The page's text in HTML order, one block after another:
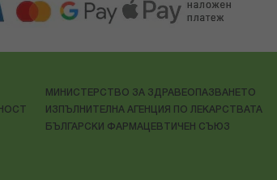
МИНИСТЕРСТВО ЗА ЗДРАВЕОПАЗВАНЕТО
ИЗПЪЛНИТЕЛНА АГЕНЦИЯ ПО ЛЕКАРСТВАТА
БЪЛГАРСКИ ФАРМАЦЕВТИЧЕН СЪЮЗ